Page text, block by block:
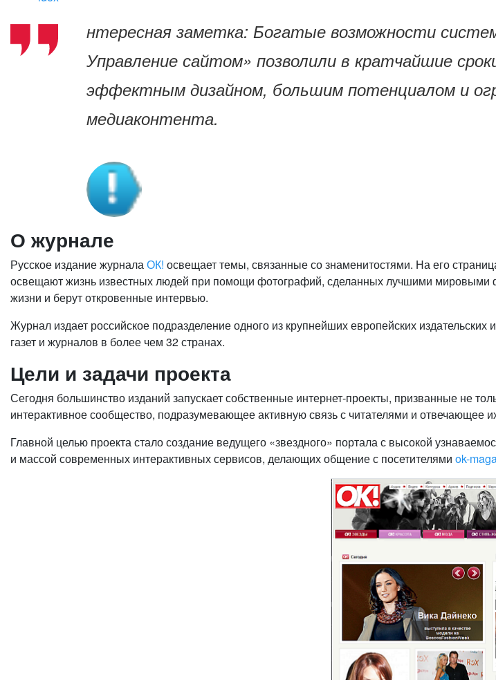
нтересная заметка: Богатые возможности
Управление сайтом» позволили в кратчайшие
эффектным дизайном, большим потенциалом и
медиаконтента.
О журнале
Русское издание журналаОК! освещает темы, связанные со знаменитостями. На его
освещают жизнь известных людей при помощи фотографий, сделанных лучшими мировыми
жизни и берут откровенные интервью.
Журнал издает российское подразделение одного из крупнейших европейских
газет и журналов в более чем 32 странах.
Цели и задачи проекта
Сегодня большинство изданий запускает собственные интернет-проекты, призванные не
интерактивное сообщество, подразумевающее активную связь с читателями и отвечающее
Главной целью проекта стало создание ведущего «звездного» портала с высокой
и массой современных интерактивных сервисов, делающих общение с посетителями ok-